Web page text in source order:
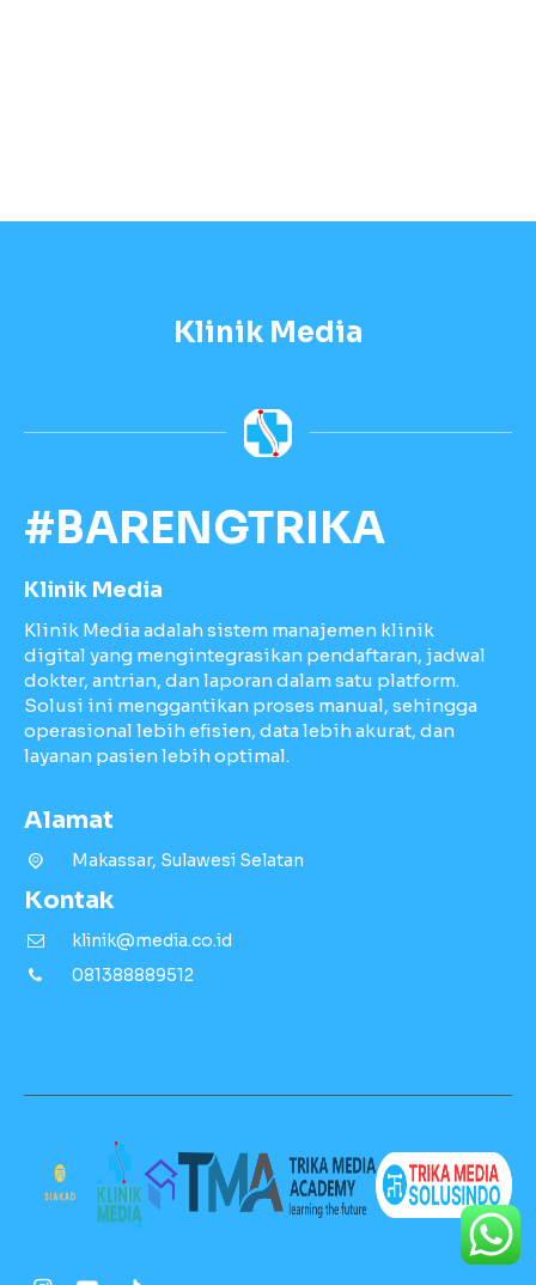
Klinik Media
#BARENGTRIKA
Klinik Media
Klinik Media adalah sistem manajemen klinik
digital yang mengintegrasikan pendaftaran, jadwal
dokter, antrian, dan laporan dalam satu platform.
Solusi ini menggantikan proses manual, sehingga
operasional lebih efisien, data lebih akurat, dan
layanan pasien lebih optimal.
Alamat
Makassar, Sulawesi Selatan
Kontak
klinik@media.co.id
081388889512